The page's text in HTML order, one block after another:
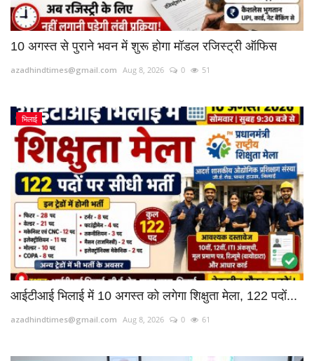
10 अगस्त से पुराने भवन में शुरू होगा मॉडल रजिस्ट्री ऑफिस
azadhindtimes@gmail.com Aug 8, 2026 0 51
भिलाई
आईटीआई भिलाई में 10 अगस्त को लगेगा शिक्षुता मेला, 122 पदों...
azadhindtimes@gmail.com Aug 8, 2026 0 61